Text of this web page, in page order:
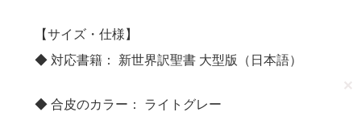
【サイズ・仕様】
◆ 対応書籍： 新世界訳聖書 大型版（日本語）
◆ 合皮のカラー： ライトグレー